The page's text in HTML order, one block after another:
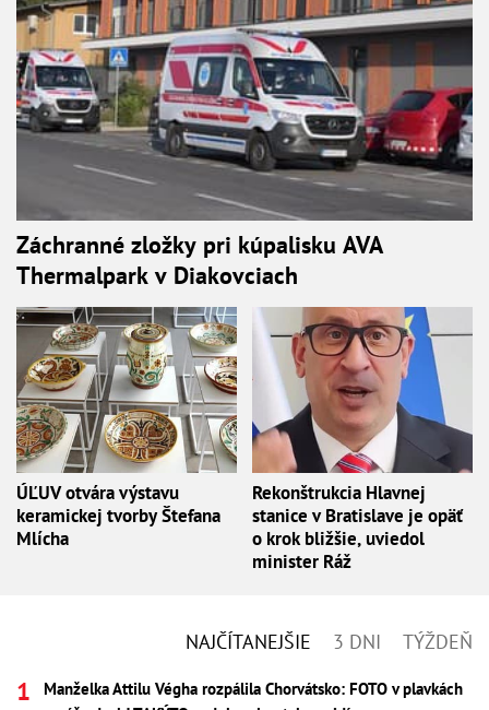
Záchranné zložky pri kúpalisku AVA
Thermalpark v Diakovciach
ÚĽUV otvára výstavu
keramickej tvorby Štefana
Mlícha
Rekonštrukcia Hlavnej
stanice v Bratislave je opäť
o krok bližšie, uviedol
minister Ráž
NAJČÍTANEJŠIE 3 DNI TÝŽDEŇ
Manželka Attilu Végha rozpálila Chorvátsko: FOTO v plavkách